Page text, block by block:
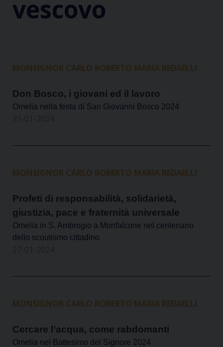
vescovo
MONSIGNOR CARLO ROBERTO MARIA REDAELLI
Don Bosco, i giovani ed il lavoro
Omelia nella festa di San Giovanni Bosco 2024
MONSIGNOR CARLO ROBERTO MARIA REDAELLI
Profeti di responsabilità, solidarietà,
giustizia, pace e fraternità universale
Omelia in S. Ambrogio a Monfalcone nel centenario
dello scoutismo cittadino
MONSIGNOR CARLO ROBERTO MARIA REDAELLI
Cercare l’acqua, come rabdomanti
Omelia nel Battesimo del Signore 2024